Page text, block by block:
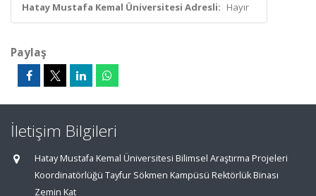
Hatay Mustafa Kemal Üniversitesi Adresli: Hayır
Paylaş
İletişim Bilgileri
Hatay Mustafa Kemal Üniversitesi Bilimsel Araştırma Projeleri
Koordinatörlüğü Tayfur Sökmen Kampüsü Rektörlük Binası
Zemin Kat